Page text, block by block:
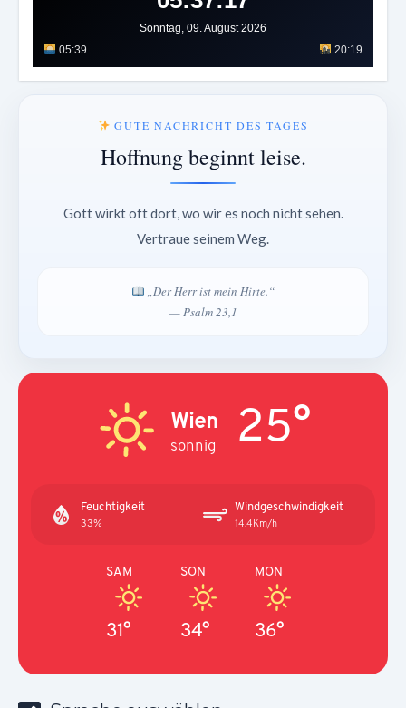
Sonntag, 09. August 2026
05:39
20:19
GUTE NACHRICHT DES TAGES
Hoffnung beginnt leise.
Gott wirkt oft dort, wo wir es noch nicht sehen.
Vertraue seinem Weg.
„Der Herr ist mein Hirte.“
— Psalm 23,1
Wien
sonnig 25°
Feuchtigkeit
33%
Windgeschwindigkeit
14.4Km/h
SAM
31°
SON
34°
MON
36°